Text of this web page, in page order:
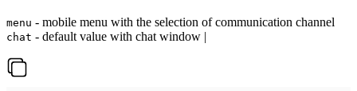
menu - mobile menu with the selection of communication channel
chat - default value with chat window |